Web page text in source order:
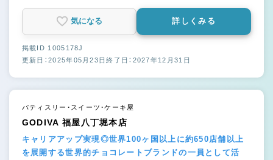
気になる 詳しくみる
掲載ID 1005178J
更新日：2025年05月23日終了日：2027年12月31日
パティスリー・スイーツ・ケーキ屋
GODIVA 福屋八丁堀本店
キャリアアップ実現◎世界100ヶ国以上に約650店舗以上
を展開する世界的チョコレートブランドの一員として活